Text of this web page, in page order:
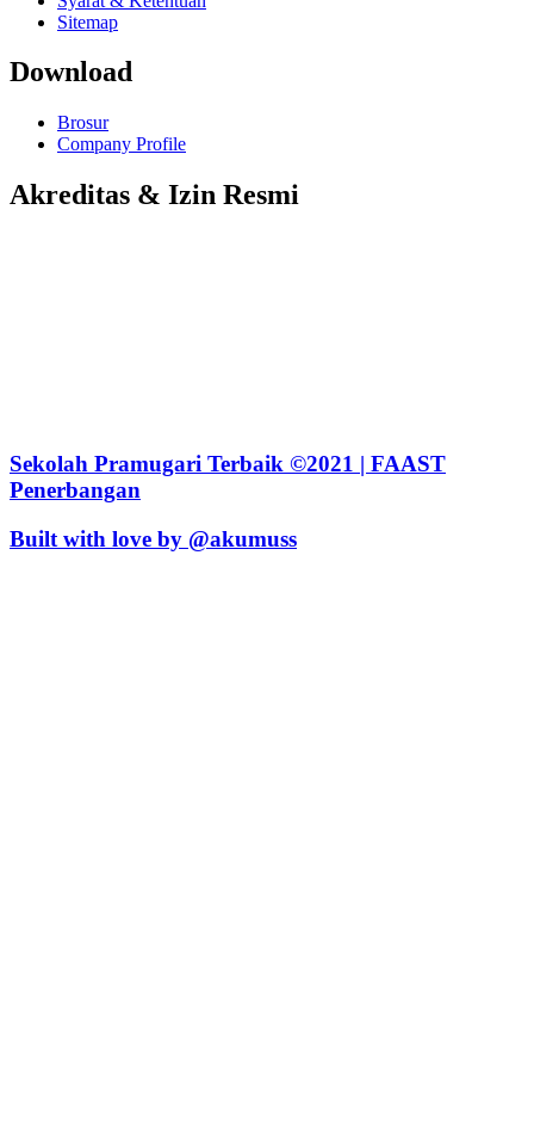
Sitemap
Download
Brosur
Company Profile
Akreditas & Izin Resmi
Sekolah Pramugari Terbaik ©2021 | FAAST
Penerbangan
Built with love by @akumuss